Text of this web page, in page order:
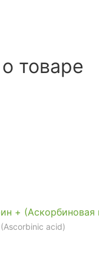
товаре
+ (Аскорбиновая
acid)